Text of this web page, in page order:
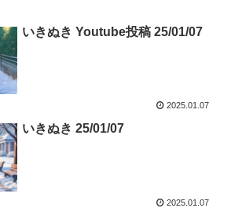
いきぬき Youtube投稿 25/01/07
2025.01.07
いきぬき 25/01/07
2025.01.07